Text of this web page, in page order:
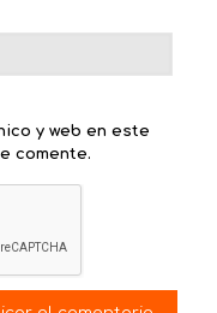
y web en este
comente.